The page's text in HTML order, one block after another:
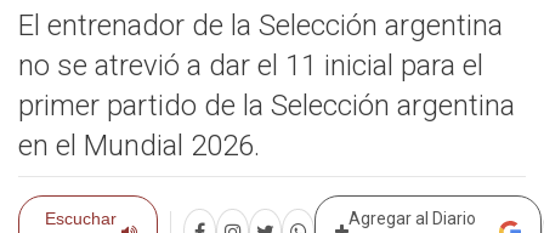
El entrenador de la Selección argentina
no se atrevió a dar el 11 inicial para el
primer partido de la Selección argentina
en el Mundial 2026.
Escuchar
Agregar al Diario